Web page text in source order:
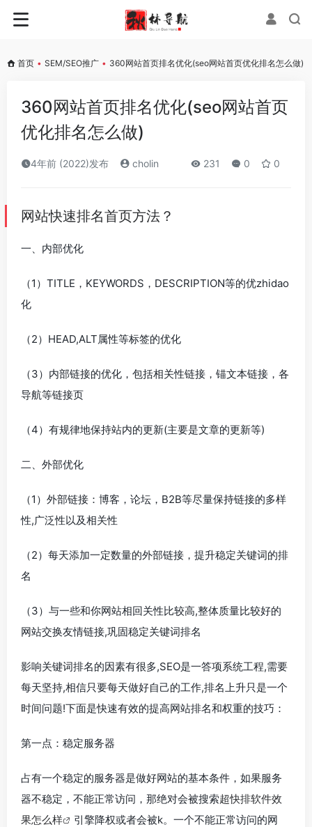
首页 • SEM/SEO推广 • 360网站首页排名优化(seo网站首页优化排名怎么做)
360网站首页排名优化(seo网站首页
优化排名怎么做)
4年前 (2022)发布 cholin 231 0 0
网站快速排名首页方法？
一、内部优化
（1）TITLE，KEYWORDS，DESCRIPTION等的优zhidao
化
（2）HEAD,ALT属性等标签的优化
（3）内部链接的优化，包括相关性链接，锚文本链接，各
导航等链接页
（4）有规律地保持站内的更新(主要是文章的更新等)
二、外部优化
（1）外部链接：博客，论坛，B2B等尽量保持链接的多样
性,广泛性以及相关性
（2）每天添加一定数量的外部链接，提升稳定关键词的排
名
（3）与一些和你网站相回关性比较高,整体质量比较好的
网站交换友情链接,巩固稳定关键词排名
影响关键词排名的因素有很多,SEO是一答项系统工程,需要
每天坚持,相信只要每天做好自己的工作,排名上升只是一个
时间问题!下面是快速有效的提高网站排名和权重的技巧：
第一点：稳定服务器
占有一个稳定的服务器是做好网站的基本条件，如果服务
器不稳定，不能正常访问，那绝对会被搜索超快排软件效
果怎么样
引擎降权或者会被k。一个不能正常访问的网